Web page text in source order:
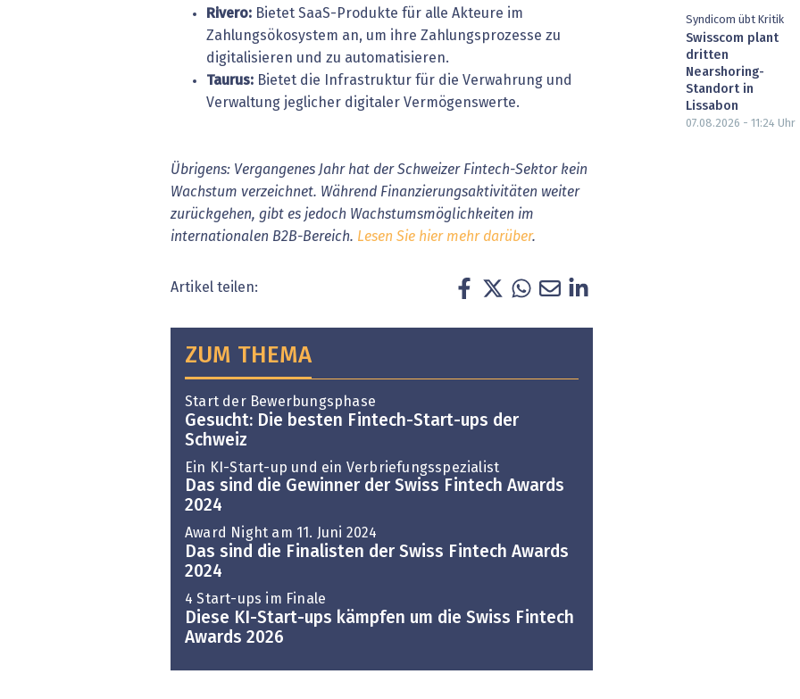
Rivero: Bietet SaaS-Produkte für alle Akteure im
Zahlungsökosystem an, um ihre Zahlungsprozesse zu
digitalisieren und zu automatisieren.
Taurus: Bietet die Infrastruktur für die Verwahrung und
Verwaltung jeglicher digitaler Vermögenswerte.
Übrigens: Vergangenes Jahr hat der Schweizer Fintech-Sektor kein
Wachstum verzeichnet. Während Finanzierungsaktivitäten weiter
zurückgehen, gibt es jedoch Wachstumsmöglichkeiten im
internationalen B2B-Bereich. Lesen Sie hier mehr darüber.
Artikel teilen:
ZUM THEMA
Start der Bewerbungsphase
Gesucht: Die besten Fintech-Start-ups der
Schweiz
Ein KI-Start-up und ein Verbriefungsspezialist
Das sind die Gewinner der Swiss Fintech Awards
2024
Award Night am 11. Juni 2024
Das sind die Finalisten der Swiss Fintech Awards
2024
4 Start-ups im Finale
Diese KI-Start-ups kämpfen um die Swiss Fintech
Awards 2026
Syndicom übt Kritik
Swisscom plant
dritten
Nearshoring-
Standort in
Lissabon
07.08.2026 - 11:24 Uhr